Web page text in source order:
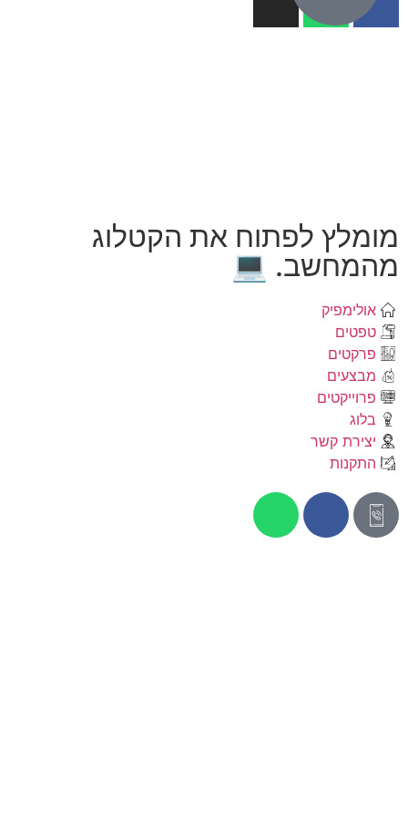
מומלץ לפתוח את הקטלוג
מהמחשב. 💻
אולימפיק
טפטים
פרקטים
מבצעים
פרוייקטים
בלוג
יצירת קשר
התקנות